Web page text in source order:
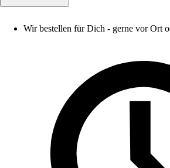
Wir bestellen für Dich - gerne vor Ort